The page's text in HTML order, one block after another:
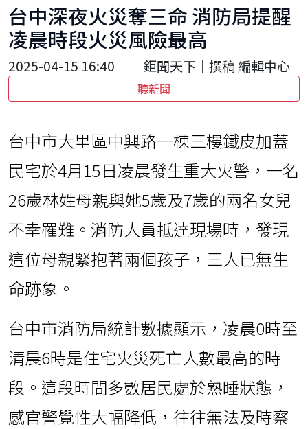
台中深夜火災奪三命 消防局提醒
凌晨時段火災風險最高
2025-04-15 16:40 鉅聞天下｜撰稿 編輯中心
聽新聞
台中市大里區中興路一棟三樓鐵皮加蓋
民宅於4月15日凌晨發生重大火警，一名
26歲林姓母親與她5歲及7歲的兩名女兒
不幸罹難。消防人員抵達現場時，發現
這位母親緊抱著兩個孩子，三人已無生
命跡象。
台中市消防局統計數據顯示，凌晨0時至
清晨6時是住宅火災死亡人數最高的時
段。這段時間多數居民處於熟睡狀態，
感官警覺性大幅降低，往往無法及時察